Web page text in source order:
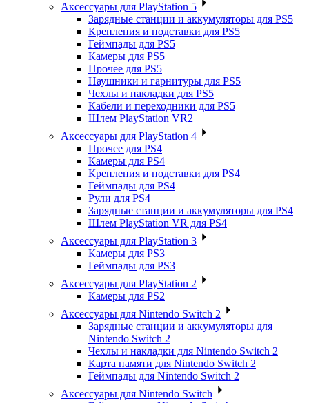
Аксессуары для PlayStation 5
Зарядные станции и аккумуляторы для PS5
Крепления и подставки для PS5
Геймпады для PS5
Камеры для PS5
Прочее для PS5
Наушники и гарнитуры для PS5
Чехлы и накладки для PS5
Кабели и переходники для PS5
Шлем PlayStation VR2
Аксессуары для PlayStation 4
Прочее для PS4
Камеры для PS4
Крепления и подставки для PS4
Геймпады для PS4
Рули для PS4
Зарядные станции и аккумуляторы для PS4
Шлем PlayStation VR для PS4
Аксессуары для PlayStation 3
Камеры для PS3
Геймпады для PS3
Аксессуары для PlayStation 2
Камеры для PS2
Аксессуары для Nintendo Switch 2
Зарядные станции и аккумуляторы для
Nintendo Switch 2
Чехлы и накладки для Nintendo Switch 2
Карта памяти для Nintendo Switch 2
Геймпады для Nintendo Switch 2
Аксессуары для Nintendo Switch